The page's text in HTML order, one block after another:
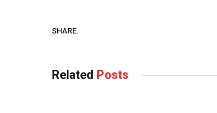
SHARE.
Related Posts